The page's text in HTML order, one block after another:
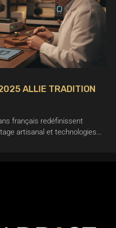
ALLIE TRADITION
français redéfinissent
artisanal et technologies…